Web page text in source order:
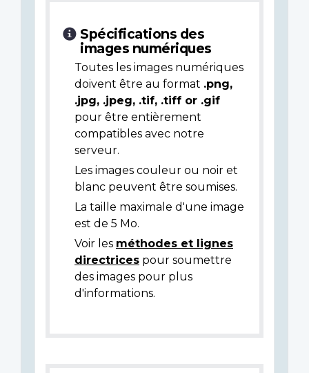
Spécifications des
images numériques
Toutes les images numériques
doivent être au format .png,
.jpg, .jpeg, .tif, .tiff or .gif
pour être entièrement
compatibles avec notre
serveur.
Les images couleur ou noir et
blanc peuvent être soumises.
La taille maximale d'une image
est de 5 Mo.
Voir les méthodes et lignes
directrices pour soumettre
des images pour plus
d'informations.